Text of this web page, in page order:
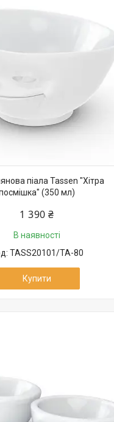
піала Tassen "Хітра
(350 мл)
1 390 ₴
В наявності
TASS20101/TA-80
Купити